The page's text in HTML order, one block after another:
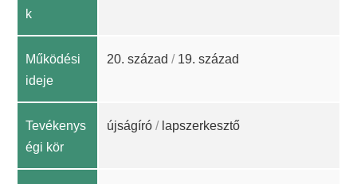
k
Működési
ideje
20. század / 19. század
Tevékenys
égi kör
újságíró / lapszerkesztő